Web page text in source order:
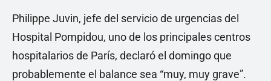
Philippe Juvin, jefe del servicio de urgencias del
Hospital Pompidou, uno de los principales centros
hospitalarios de París, declaró el domingo que
probablemente el balance sea “muy, muy grave”.